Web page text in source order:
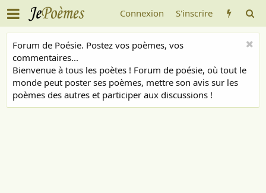
Connexion S'inscrire
Forum de Poésie. Postez vos poèmes, vos
commentaires...
Bienvenue à tous les poètes ! Forum de poésie, où tout le
monde peut poster ses poèmes, mettre son avis sur les
poèmes des autres et participer aux discussions !